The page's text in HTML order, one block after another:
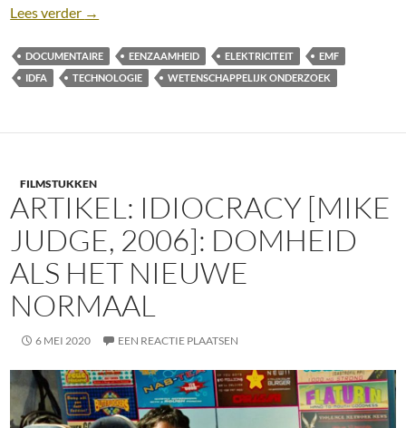
Lees verder Green Bank Pastoral [Federico Urdaneta, IDFA
→
DOCUMENTAIRE EENZAAMHEID ELEKTRICITEIT
EMF
IDFA
TECHNOLOGIE WETENSCHAPPELIJK ONDERZOEK
FILMSTUKKEN
ARTIKEL: IDIOCRACY [MIKE
JUDGE, 2006]: DOMHEID
ALS HET NIEUWE
NORMAAL
6 MEI 2020 EEN REACTIE PLAATSEN